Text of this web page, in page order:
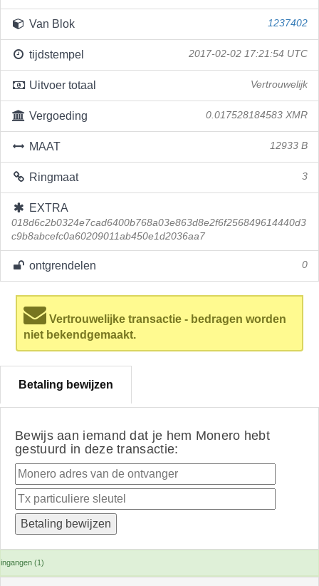
Van Blok 1237402
tijdstempel 2017-02-02 17:21:54 UTC
Uitvoer totaal Vertrouwelijk
Vergoeding 0.017528184583 XMR
MAAT 12933 B
Ringmaat 3
EXTRA
018d6c2b0324e7cad6400b768a03e863d8e2f6f256849614440d3
c9b8abcefc0a60209011ab450e1d2036aa7
ontgrendelen 0
Vertrouwelijke transactie - bedragen worden
niet bekendgemaakt.
Betaling bewijzen
Bewijs aan iemand dat je hem Monero hebt
gestuurd in deze transactie:
ingangen (1)